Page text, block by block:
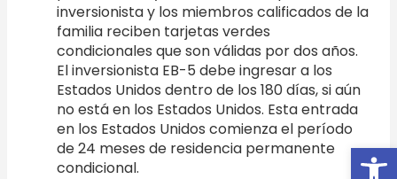
inversionista y los miembros calificados de la
familia reciben tarjetas verdes
condicionales que son válidas por dos años.
El inversionista EB-5 debe ingresar a los
Estados Unidos dentro de los 180 días, si aún
no está en los Estados Unidos. Esta entrada
en los Estados Unidos comienza el período
de 24 meses de residencia permanente
condicional.